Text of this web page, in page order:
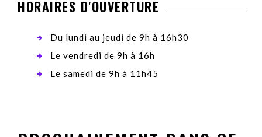
HORAIRES D'OUVERTURE
Du lundi au jeudi de 9h à 16h30
Le vendredi de 9h à 16h
Le samedi de 9h à 11h45